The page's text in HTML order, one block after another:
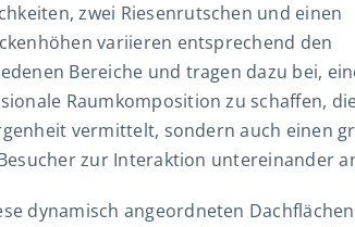
zwei Riesenrutschen und einen
variieren entsprechend den
Bereiche und tragen dazu bei,
Raumkomposition zu schaffen,
vermittelt, sondern auch einen
zur Interaktion untereinander
dynamisch angeordneten